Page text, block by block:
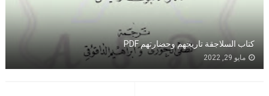
كتاب السلاجقة تاريخهم وحضارتهم PDF
مايو 29, 2022